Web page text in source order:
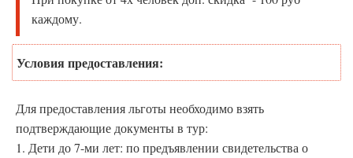
каждому.
Условия предоставления:
Для предоставления льготы необходимо взять
подтверждающие документы в тур:
1. Дети до 7-ми лет: по предъявлении свидетельства о